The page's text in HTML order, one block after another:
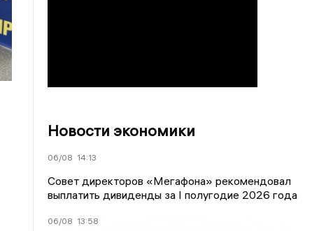
Новости экономики
06/08 14:13
Совет директоров «Мегафона» рекомендовал
выплатить дивиденды за I полугодие 2026 года
06/08 13:58